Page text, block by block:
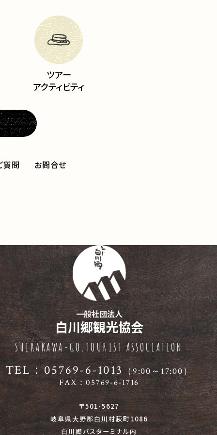
ツアー
アクティビティ
質問 お問合せ
一般社団法人
白川郷観光協会
SHIRAKAWA-GO.TOURIST ASSOCIATION
TEL：05769-6-1013 （9:00～17:00）
FAX：05769-6-1716
〒501-5627
岐阜県大野郡白川村荻町1086
白川郷バスターミナル内